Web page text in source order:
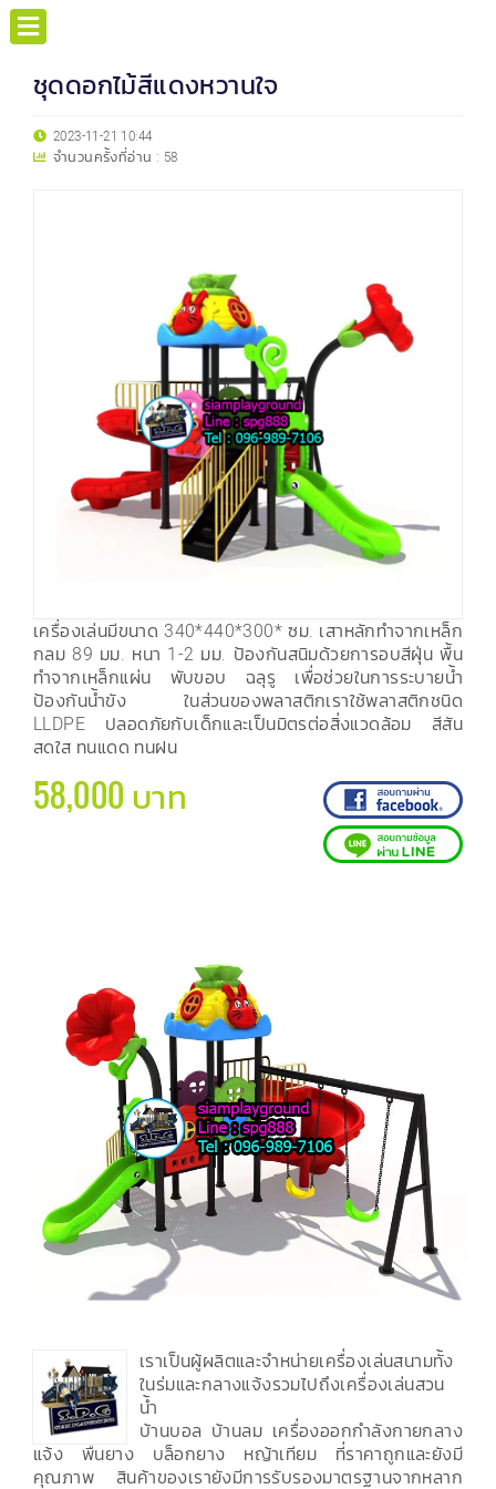
ชุดดอกไม้สีแดงหวานใจ
2023-11-21 10:44
จำนวนครั้งที่อ่าน : 58
เครื่องเล่นมีขนาด 340*440*300* ซม. เสาหลักทำจากเหล็ก
กลม 89 มม. หนา 1-2 มม. ป้องกันสนิมด้วยการอบสีฝุ่น พื้น
ทำจากเหล็กแผ่น พับขอบ ฉลุรู เพื่อช่วยในการระบายน้ำ
ป้องกันน้ำขัง ในส่วนของพลาสติกเราใช้พลาสติกชนิด
LLDPE ปลอดภัยกับเด็กและเป็นมิตรต่อสิ่งแวดล้อม สีสัน
สดใส ทนแดด ทนฝน
58,000 บาท
เราเป็นผู้ผลิตและจำหน่ายเครื่องเล่นสนามทั้ง
ในร่มและกลางแจ้งรวมไปถึงเครื่องเล่นสวน
น้ำ
บ้านบอล บ้านลม เครื่องออกกำลังกายกลาง
แจ้ง พื้นยาง บล็อกยาง หญ้าเทียม ที่ราคาถูกและยังมี
คุณภาพ สินค้าของเรายังมีการรับรองมาตรฐานจากหลาก